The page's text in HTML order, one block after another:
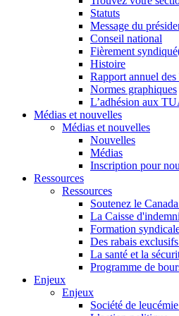
Statuts
Message du
Conseil national
Fièrement
Histoire
Rapport annuel
Normes graphiques
L’adhésion aux
Médias et nouvelles
Médias et nouvelles
Nouvelles
Médias
Inscription pour
Ressources
Ressources
Soutenez le
La Caisse
Formation
Des rabais
La santé et la
Programme de
Enjeux
Enjeux
Société de